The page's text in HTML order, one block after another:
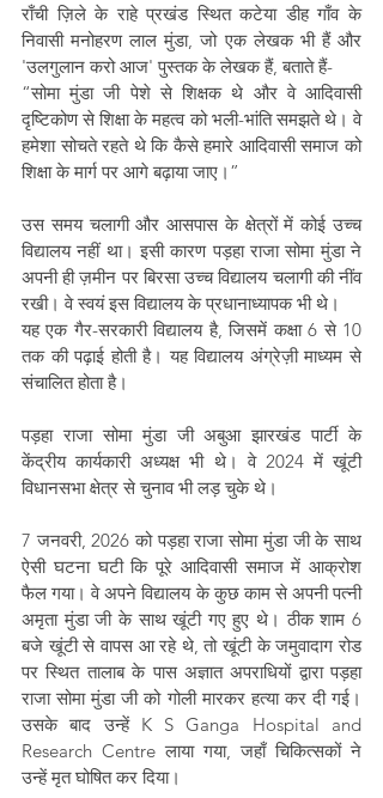
राँची ज़िले के राहे प्रखंड स्थित कटेया डीह गाँव के
निवासी मनोहरण लाल मुंडा, जो एक लेखक भी हैं और
'उलगुलान करो आज' पुस्तक के लेखक हैं, बताते हैं-
“सोमा मुंडा जी पेशे से शिक्षक थे और वे आदिवासी
दृष्टिकोण से शिक्षा के महत्व को भली-भांति समझते थे। वे
हमेशा सोचते रहते थे कि कैसे हमारे आदिवासी समाज को
शिक्षा के मार्ग पर आगे बढ़ाया जाए।”
उस समय चलागी और आसपास के क्षेत्रों में कोई उच्च
विद्यालय नहीं था। इसी कारण पड़हा राजा सोमा मुंडा ने
अपनी ही ज़मीन पर बिरसा उच्च विद्यालय चलागी की नींव
रखी। वे स्वयं इस विद्यालय के प्रधानाध्यापक भी थे।
यह एक गैर-सरकारी विद्यालय है, जिसमें कक्षा 6 से 10
तक की पढ़ाई होती है। यह विद्यालय अंग्रेज़ी माध्यम से
संचालित होता है।
पड़हा राजा सोमा मुंडा जी अबुआ झारखंड पार्टी के
केंद्रीय कार्यकारी अध्यक्ष भी थे। वे 2024 में खूंटी
विधानसभा क्षेत्र से चुनाव भी लड़ चुके थे।
7 जनवरी, 2026 को पड़हा राजा सोमा मुंडा जी के साथ
ऐसी घटना घटी कि पूरे आदिवासी समाज में आक्रोश
फैल गया। वे अपने विद्यालय के कुछ काम से अपनी पत्नी
अमृता मुंडा जी के साथ खूंटी गए हुए थे। ठीक शाम 6
बजे खूंटी से वापस आ रहे थे, तो खूंटी के जमुवादाग रोड
पर स्थित तालाब के पास अज्ञात अपराधियों द्वारा पड़हा
राजा सोमा मुंडा जी को गोली मारकर हत्या कर दी गई।
उसके बाद उन्हें K S Ganga Hospital and
Research Centre लाया गया, जहाँ चिकित्सकों ने
उन्हें मृत घोषित कर दिया।